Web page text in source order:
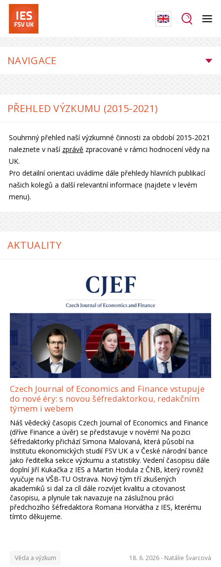
NAVIGACE
PŘEHLED VÝZKUMU (2015-2021)
Souhrnný přehled naší výzkumné činnosti za období 2015-2021
naleznete v naší zprávězpracované v rámci hodnocení vědy na
UK.
Pro detailní orientaci uvádíme dále přehledy hlavních publikací
našich kolegů a další relevantní informace (najdete v levém
menu).
AKTUALITY
Czech Journal of Economics and Finance vstupuje
do nové éry: s novou šéfredaktorkou, redakčním
týmem i webem
Náš vědecký časopis Czech Journal of Economics and Finance
(dříve Finance a úvěr) se představuje v novém! Na pozici
šéfredaktorky přichází Simona Malovaná, která působí na
Institutu ekonomických studií FSV UK a v České národní bance
jako ředitelka sekce výzkumu a statistiky. Vedení časopisu dále
doplní Jiří Kukačka z IES a Martin Hodula z ČNB, který rovněž
vyučuje na VŠB-TU Ostrava. Nový tým tří zkušených
akademiků si dal za cíl dále rozvíjet kvalitu a citovanost
časopisu, a plynule tak navazuje na záslužnou práci
předchozího šéfredaktora Romana Horvátha z IES, kterému
tímto děkujeme.
Věda a výzkum 18. 6. 2026 - Natálie Švarcová